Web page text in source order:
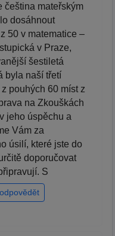
čeština mateřským
dosáhnout
50 v matematice –
v Praze,
šestiletá
byla naší třetí
pouhých 60 míst z
na Zkouškách
jeho úspěchu a
Vám za
úsilí, které jste do
doporučovat
S
odpovědět